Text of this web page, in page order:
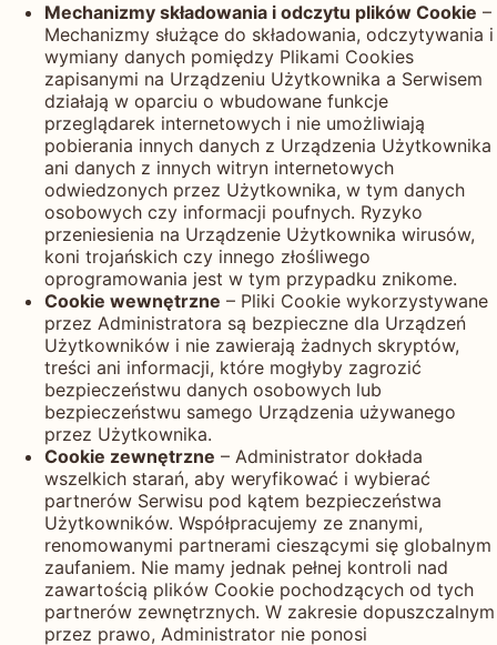
Mechanizmy składowania i odczytu plików Cookie –
Mechanizmy służące do składowania, odczytywania i
wymiany danych pomiędzy Plikami Cookies
zapisanymi na Urządzeniu Użytkownika a Serwisem
działają w oparciu o wbudowane funkcje
przeglądarek internetowych i nie umożliwiają
pobierania innych danych z Urządzenia Użytkownika
ani danych z innych witryn internetowych
odwiedzonych przez Użytkownika, w tym danych
osobowych czy informacji poufnych. Ryzyko
przeniesienia na Urządzenie Użytkownika wirusów,
koni trojańskich czy innego złośliwego
oprogramowania jest w tym przypadku znikome.
Cookie wewnętrzne – Pliki Cookie wykorzystywane
przez Administratora są bezpieczne dla Urządzeń
Użytkowników i nie zawierają żadnych skryptów,
treści ani informacji, które mogłyby zagrozić
bezpieczeństwu danych osobowych lub
bezpieczeństwu samego Urządzenia używanego
przez Użytkownika.
Cookie zewnętrzne – Administrator dokłada
wszelkich starań, aby weryfikować i wybierać
partnerów Serwisu pod kątem bezpieczeństwa
Użytkowników. Współpracujemy ze znanymi,
renomowanymi partnerami cieszącymi się globalnym
zaufaniem. Nie mamy jednak pełnej kontroli nad
zawartością plików Cookie pochodzących od tych
partnerów zewnętrznych. W zakresie dopuszczalnym
przez prawo, Administrator nie ponosi